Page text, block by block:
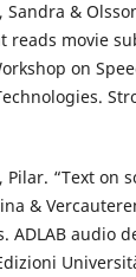
&
reads movie
on
“Text on
&
ADLAB audio